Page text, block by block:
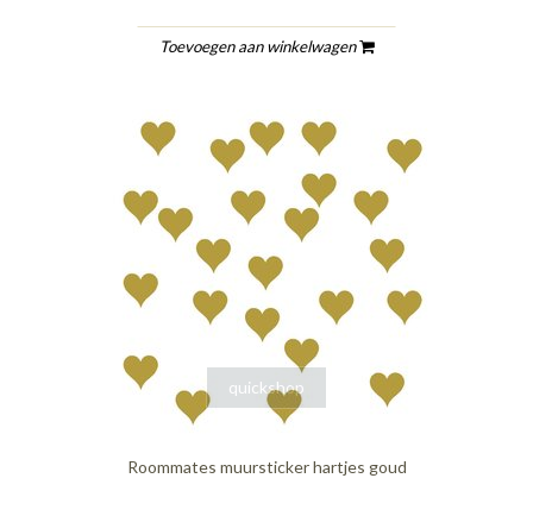
Toevoegen aan winkelwagen
quickshop
Roommates muursticker hartjes goud